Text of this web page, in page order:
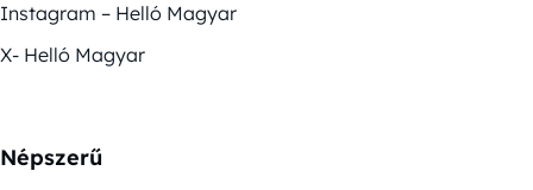
Instagram – Helló Magyar
X- Helló Magyar
Népszerű